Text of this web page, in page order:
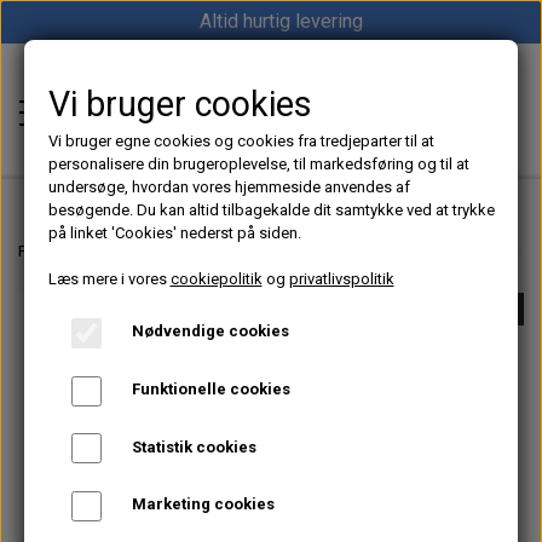
Altid hurtig levering
Shop12volt
Hjem
Autoterm dieselfyr
1852 Diesel Bådvarmer
Strøm
Vind/Sol
Forside
Vi bruger cookies
Vi bruger egne cookies og cookies fra tredjeparter til at
personalisere din brugeroplevelse, til markedsføring og til at
undersøge, hvordan vores hjemmeside anvendes af
besøgende. Du kan altid tilbagekalde dit samtykke ved at trykke
på linket 'Cookies' nederst på siden.
Læs mere i vores cookiepolitikog privatlivspolitik
Nødvendige cookies
Funktionelle cookies
Statistik cookies
Marketing cookies